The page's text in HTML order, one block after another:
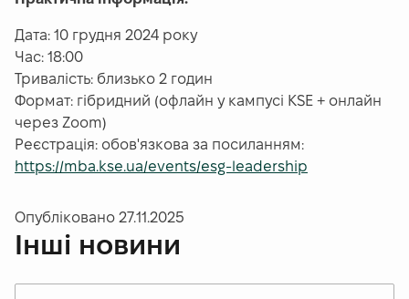
Дата: 10 грудня 2024 року
Час: 18:00
Тривалість: близько 2 годин
Формат: гібридний (офлайн у кампусі KSE + онлайн
через Zoom)
Реєстрація: обов'язкова за посиланням:
https://mba.kse.ua/events/esg-leadership
Опубліковано 27.11.2025
Інші новини